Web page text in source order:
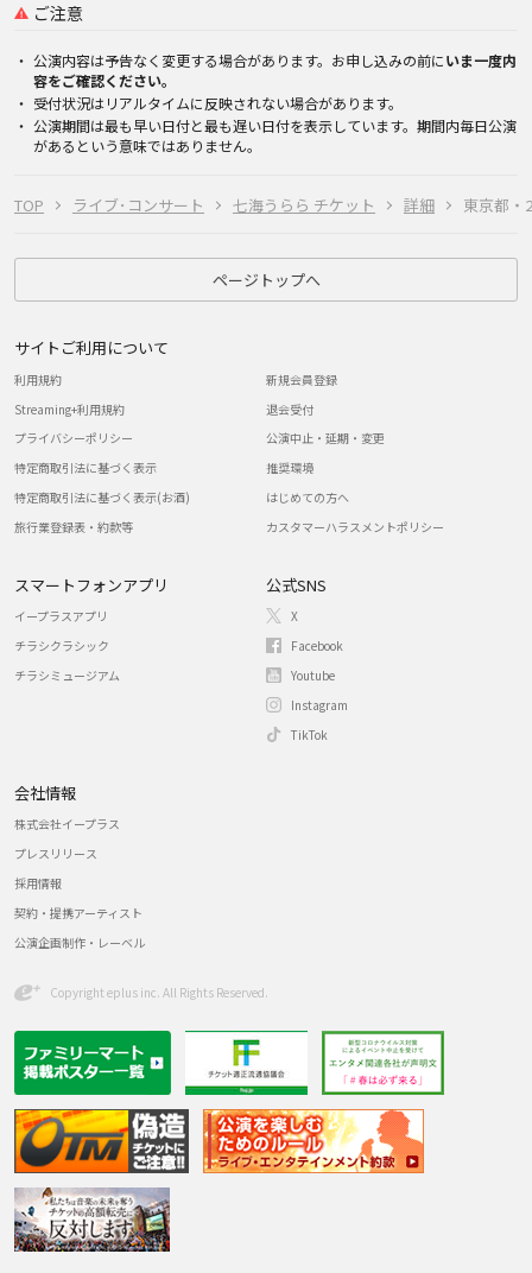
TOP ライブ･コンサート 七海うらら チケット 詳細 東京都・
ご注意
公演内容は予告なく変更する場合があります。お申し込みの前にいま一度内
容をご確認ください。
受付状況はリアルタイムに反映されない場合があります。
公演期間は最も早い日付と最も遅い日付を表示しています。期間内毎日公演
があるという意味ではありません。
ページトップへ
サイトご利用について
利用規約
Streaming+利用規約
プライバシーポリシー
特定商取引法に基づく表示
特定商取引法に基づく表示(お酒)
旅行業登録表・約款等
新規会員登録
退会受付
公演中止・延期・変更
推奨環境
はじめての方へ
カスタマーハラスメントポリシー
スマートフォンアプリ
イープラスアプリ
チラシクラシック
チラシミュージアム
公式SNS
X
Facebook
Youtube
Instagram
TikTok
会社情報
株式会社イープラス
プレスリリース
採用情報
契約・提携アーティスト
公演企画制作・レーベル
Copyright eplus inc. All Rights Reserved.